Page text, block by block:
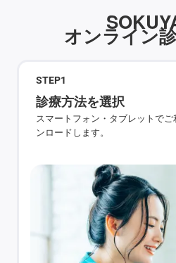
オンライン
STEP1
診療方法を選択
スマートフォン・タブレットで
ンロードします。